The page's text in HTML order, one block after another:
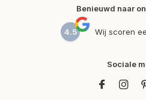
Benieuwd naar
4.5 Wij scoren
Sociale